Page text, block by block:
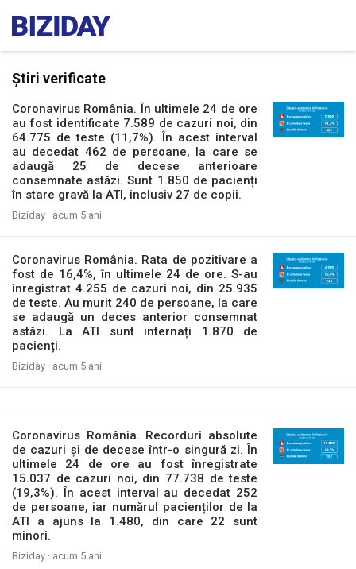
Știri verificate
Coronavirus România. În ultimele 24 de ore
au fost identificate 7.589 de cazuri noi, din
64.775 de teste (11,7%). În acest interval
au decedat 462 de persoane, la care se
adaugă 25 de decese anterioare
consemnate astăzi. Sunt 1.850 de pacienți
în stare gravă la ATI, inclusiv 27 de copii.
Biziday · acum 5 ani
Coronavirus România. Rata de pozitivare a
fost de 16,4%, în ultimele 24 de ore. S-au
înregistrat 4.255 de cazuri noi, din 25.935
de teste. Au murit 240 de persoane, la care
se adaugă un deces anterior consemnat
astăzi. La ATI sunt internați 1.870 de
pacienți.
Biziday · acum 5 ani
Coronavirus România. Recorduri absolute
de cazuri și de decese într-o singură zi. În
ultimele 24 de ore au fost înregistrate
15.037 de cazuri noi, din 77.738 de teste
(19,3%). În acest interval au decedat 252
de persoane, iar numărul pacienților de la
ATI a ajuns la 1.480, din care 22 sunt
minori.
Biziday · acum 5 ani